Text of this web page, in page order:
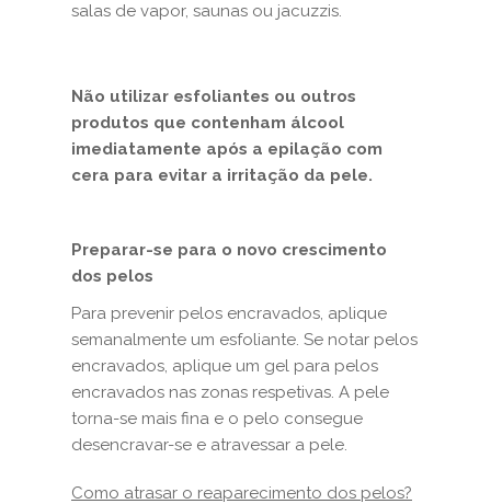
salas de vapor, saunas ou jacuzzis.
Não utilizar esfoliantes ou outros
produtos que contenham álcool
imediatamente após a epilação com
cera para evitar a irritação da pele.
Preparar-se para o novo crescimento
dos pelos
Para prevenir pelos encravados, aplique
semanalmente um esfoliante. Se notar pelos
encravados, aplique um gel para pelos
encravados nas zonas respetivas. A pele
torna-se mais fina e o pelo consegue
desencravar-se e atravessar a pele.
Como atrasar o reaparecimento dos pelos?